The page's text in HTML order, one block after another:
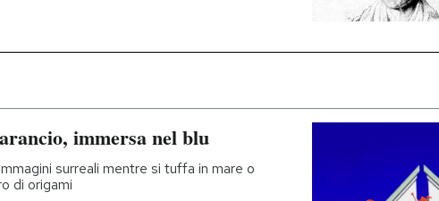
immersa nel blu
surreali mentre si tuffa in mare o
di origami